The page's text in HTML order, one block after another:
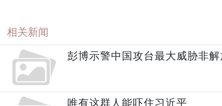
相关新闻
彭博示警中国攻台最大威胁非
唯有这群人能吓住习近平